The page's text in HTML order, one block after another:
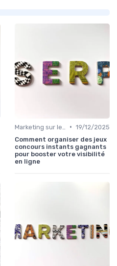
• 19/12/2025
Comment organiser des jeux
concours instants gagnants
pour booster votre visibilité
en ligne